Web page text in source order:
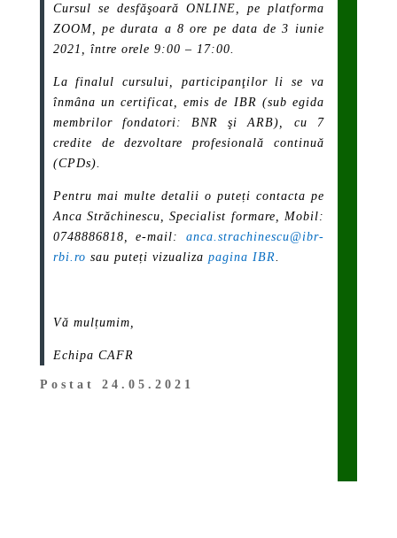
Cursul se desfăşoară ONLINE, pe platforma
ZOOM, pe durata a 8 ore pe data de 3 iunie
2021, între orele 9:00 – 17:00.
La finalul cursului, participanţilor li se va
înmâna un certificat, emis de IBR (sub egida
membrilor fondatori: BNR şi ARB), cu 7
credite de dezvoltare profesională continuă
(CPDs).
Pentru mai multe detalii o puteți contacta pe
Anca Străchinescu, Specialist formare, Mobil:
0748886818, e-mail: anca.strachinescu@ibr-
rbi.ro sau puteți vizualiza pagina IBR
Vă mulțumim,
Echipa CAFR
Postat 24.05.2021